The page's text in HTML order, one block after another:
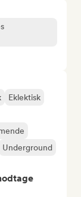
Eklektisk
Underground